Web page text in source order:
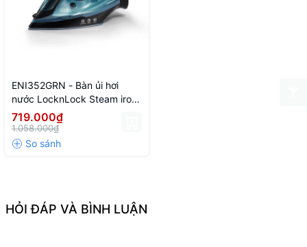
ENI352GRN - Bàn ủi hơi
nước LocknLock Steam iron
220-240V, 50/60Hz, 2000-
2400W, 300ml - Màu xanh lá
719.000₫
1.058.000₫
HỎI ĐÁP VÀ BÌNH LUẬN